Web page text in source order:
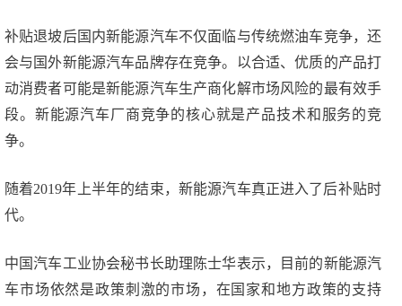
补贴退坡后国内新能源汽车不仅面临与传统燃油车竞争，还
会与国外新能源汽车品牌存在竞争。以合适、优质的产品打
动消费者可能是新能源汽车生产商化解市场风险的最有效手
段。新能源汽车厂商竞争的核心就是产品技术和服务的竞
争。
随着2019年上半年的结束，新能源汽车真正进入了后补贴时
代。
中国汽车工业协会秘书长助理陈士华表示，目前的新能源汽
车市场依然是政策刺激的市场，在国家和地方政策的支持